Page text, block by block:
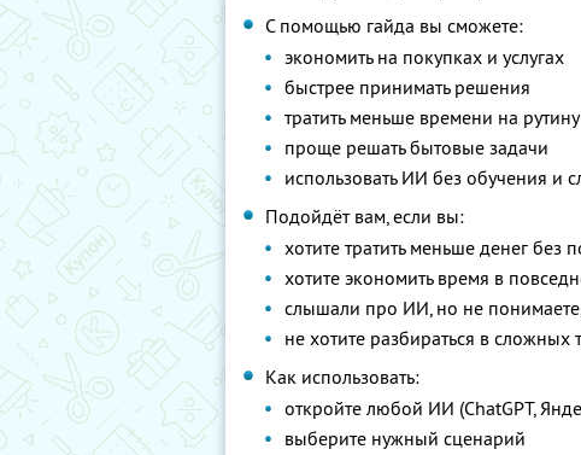
С помощью гайда вы сможете:
экономить на покупках и услугах
быстрее принимать решения
тратить меньше времени на рутину
проще решать бытовые задачи
использовать ИИ без обучения и
Подойдёт вам, если вы:
хотите тратить меньше денег без
хотите экономить время в
слышали про ИИ, но не
не хотите разбираться в сложных
Как использовать:
откройте любой ИИ (ChatGPT,
выберите нужный сценарий